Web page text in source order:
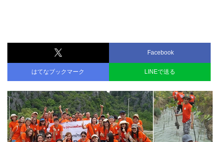
Facebook
はてなブックマーク LINEで送る